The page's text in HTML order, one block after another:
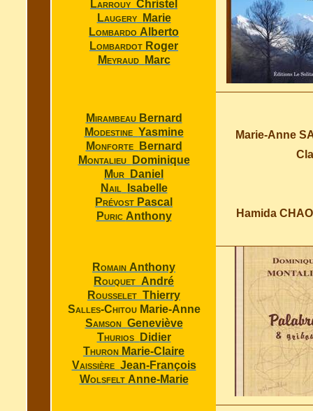
Larrouy Christel
Laugery
Marie
Lombardo Alberto
Lombardot Roger
Meyraud
Marc
Mirambeau Bernard
Modestine Yasmine
Monforte
Bernard
Montalieu
Dominique
Mur
Daniel
Nail
Isabelle
Prévost Pascal
Puric Anthony
Marie-Anne
Hamida
Romain Anthony
Rouquet André
Rousselet Thierry
Salles-Chitou Marie-Anne
Samson Geneviève
Thurios
Didier
Thuron Marie-Claire
Vaissière Jean-François
Wolsfelt Anne-Marie